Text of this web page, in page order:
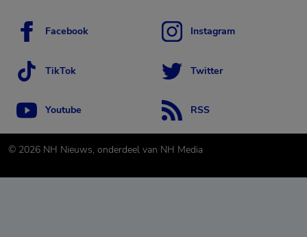
Facebook Instagram
TikTok Twitter
Youtube RSS
© 2026 NH Nieuws, onderdeel van NH Media